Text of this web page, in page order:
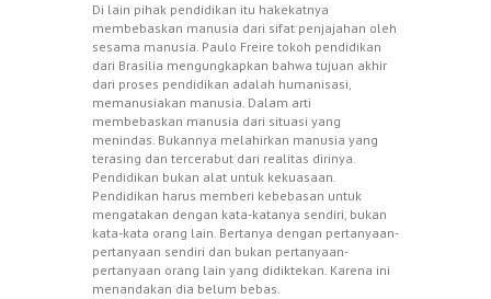
Di lain pihak pendidikan itu hakekatnya
membebaskan manusia dari sifat penjajahan oleh
sesama manusia. Paulo Freire tokoh pendidikan
dari Brasilia mengungkapkan bahwa tujuan akhir
dari proses pendidikan adalah humanisasi,
memanusiakan manusia. Dalam arti
membebaskan manusia dari situasi yang
menindas. Bukannya melahirkan manusia yang
terasing dan tercerabut dari realitas dirinya.
Pendidikan bukan alat untuk kekuasaan.
Pendidikan harus memberi kebebasan untuk
mengatakan dengan kata-katanya sendiri, bukan
kata-kata orang lain. Bertanya dengan pertanyaan-
pertanyaan sendiri dan bukan pertanyaan-
pertanyaan orang lain yang didiktekan. Karena ini
menandakan dia belum bebas.